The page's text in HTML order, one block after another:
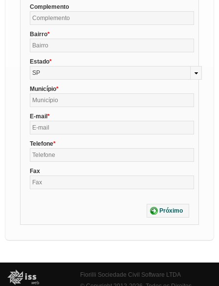
Complemento
Bairro
Estado
SP
Município
E-mail
Telefone
Fax
Próximo
Fiorilli Sociedade Civil Software LTDA